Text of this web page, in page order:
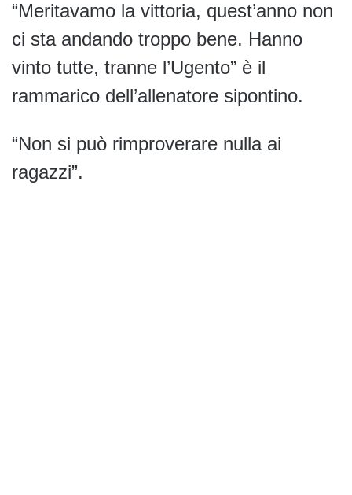
“Meritavamo la vittoria, quest’anno non
ci sta andando troppo bene. Hanno
vinto tutte, tranne l’Ugento” è il
rammarico dell’allenatore sipontino.
“Non si può rimproverare nulla ai
ragazzi”.